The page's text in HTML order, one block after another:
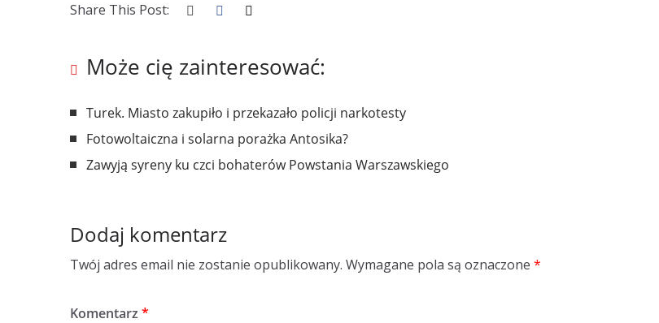
Share This Post:
Może cię zainteresować:
Turek. Miasto zakupiło i przekazało policji narkotesty
Fotowoltaiczna i solarna porażka Antosika?
Zawyją syreny ku czci bohaterów Powstania Warszawskiego
Dodaj komentarz
Twój adres email nie zostanie opublikowany. Wymagane pola są oznaczone *
Komentarz *